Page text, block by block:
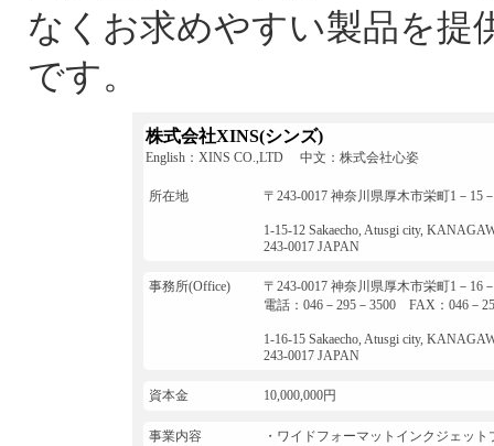
なくお求めやすい製品を提
です。
株式会社XINS(シンズ)
English：XINS CO.,LTD 中文：株式会社心姿
所在地 〒243-0017 神奈川県厚木市栄町1－15
1-15-12 Sakaecho, Atusgi city,
243-0017 JAPAN
事務所(Office)
〒243-0017 神奈川県厚木市栄町1－
電話：046－295－3500 FAX：046－
1-16-15 Sakaecho, Atusgi city,
243-0017 JAPAN
資本金 10,000,000円
事業内容
・ワイドフォーマットインクジェッ